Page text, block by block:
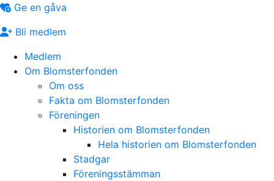
Ge en gåva
Bli medlem
Medlem
Om Blomsterfonden
Om oss
Fakta om Blomsterfonden
Föreningen
Historien om Blomsterfonden
Hela historien om Blomsterfonden
Stadgar
Föreningsstämman